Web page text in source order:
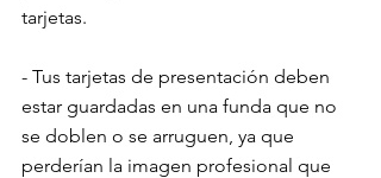
tarjetas.
- Tus tarjetas de presentación deben
estar guardadas en una funda que no
se doblen o se arruguen, ya que
perderían la imagen profesional que